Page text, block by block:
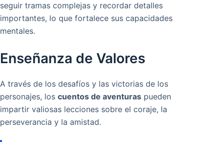
seguir tramas complejas y recordar detalles
importantes, lo que fortalece sus capacidades
mentales.
Enseñanza de Valores
A través de los desafíos y las victorias de los
personajes, los cuentos de aventuras pueden
impartir valiosas lecciones sobre el coraje, la
perseverancia y la amistad.